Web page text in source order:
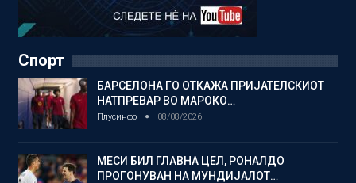
Спорт
БАРСЕЛОНА ГО ОТКАЖА ПРИЈАТЕЛСКИОТ
НАТПРЕВАР ВО МАРОКО…
Плусинфо 08/08/2026
МЕСИ БИЛ ГЛАВНА ЦЕЛ, РОНАЛДО
ПРОГОНУВАН НА МУНДИЈАЛОТ…